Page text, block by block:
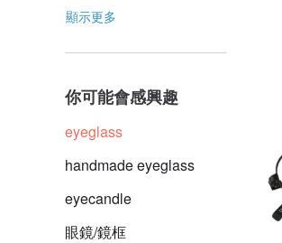
顯示更多
你可能會感興趣
eyeglass
handmade eyeglass
eyecandle
眼鏡/鏡框